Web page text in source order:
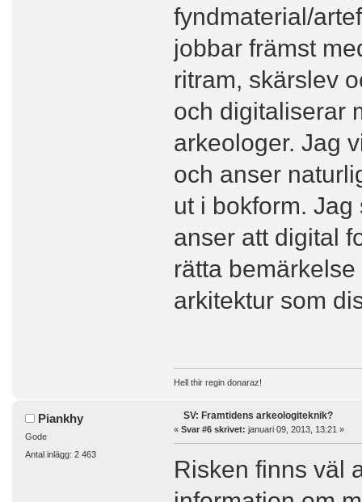
fyndmaterial/
jobbar främst
ritram, skärslev
och digitaliserar
arkeologer. Jag
och anser
ut i bokform.
anser att digital
rätta
arkitektur som
Hell thir regin donaraz!
Piankhy
Gode
Antal inlägg: 2 463
SV: Framtidens arkeologiteknik?
« Svar #6 skrivet: januari 09, 2013, 13:21 »
Risken finns väl